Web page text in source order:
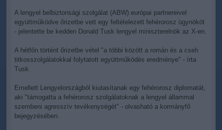
A lengyel belbiztonsági szolgálat (ABW) európai partnereivel
együttműködve őrizetbe vett egy feltételezett fehérorosz ügynököt
- jelentette be kedden Donald Tusk lengyel miniszterelnök az X-en.
A hétfőn történt őrizetbe vétel "a többi között a román és a cseh
titkosszolgálatokkal folytatott együttműködés eredménye" - írta
Tusk.
Emellett Lengyelországból kiutasítanak egy fehérorosz diplomatát,
aki "támogatta a fehérorosz szolgálatoknak a lengyel állammal
szembeni agresszív tevékenységét" - olvasható a kormányfő
bejegyzésében.